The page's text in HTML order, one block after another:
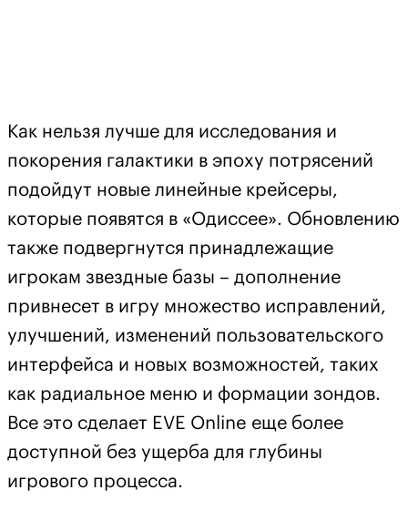
Как нельзя лучше для исследования и
покорения галактики в эпоху потрясений
подойдут новые линейные крейсеры,
которые появятся в «Одиссее». Обновлению
также подвергнутся принадлежащие
игрокам звездные базы – дополнение
привнесет в игру множество исправлений,
улучшений, изменений пользовательского
интерфейса и новых возможностей, таких
как радиальное меню и формации зондов.
Все это сделает EVE Online еще более
доступной без ущерба для глубины
игрового процесса.